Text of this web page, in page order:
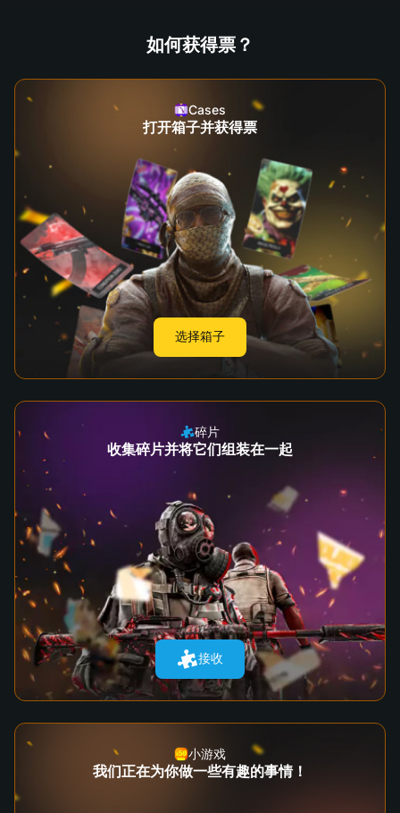
如何获得票？
Cases
打开箱子并获得票
选择箱子
碎片
收集碎片并将它们组装在一起
接收
小游戏
我们正在为你做一些有趣的事情！